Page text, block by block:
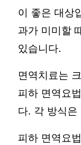
이 좋은 대상
과가 미미할
있습니다.
면역치료는
피하 면역요
다. 각 방식은
피하 면역요